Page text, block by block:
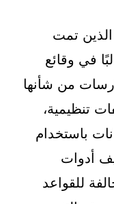
تمت
التحقيق بلغ 102 طالبًا في وقائع
من شأنها
تنظيمية،
باستخدام
أدوات
للقواعد